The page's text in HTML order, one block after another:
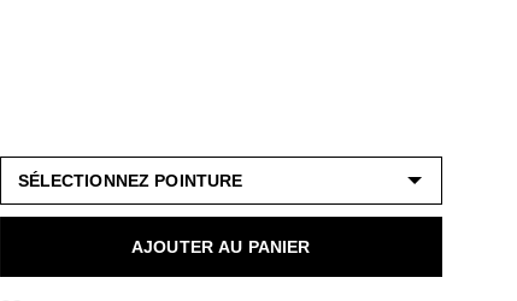
AJOUTER AU PANIER